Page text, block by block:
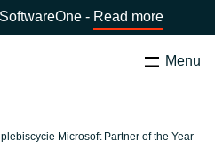
- Read more
Menu
Microsoft Partner of the Year
zamknij